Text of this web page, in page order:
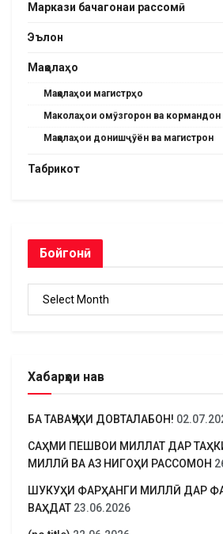
Маркази бачагонаи рассомӣ
Эълон
Мақолаҳо
Мақолаҳои магистрҳо
Маколаҳои омӯзгорон ва кормандон
Мақолаҳои донишҷӯён ва магистрон
Табрикот
Бойгонӣ
Бойгонӣ
Хабарҳои нав
БА ТАВАҶҶУҲИ ДОВТАЛАБОН!
САҲМИ ПЕШВОИ МИЛЛАТ ДАР
МИЛЛӢ ВА АЗ НИГОҲИ РАССОМОН
ШУКУҲИ ФАРҲАНГИ МИЛЛӢ ДАР
ВАҲДАТ 23.06.2026